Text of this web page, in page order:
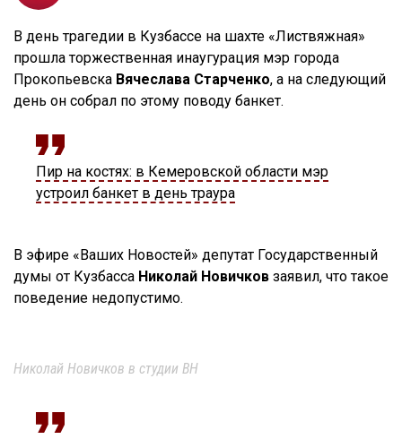
В день трагедии в Кузбассе на шахте «Листвяжная»
прошла торжественная инаугурация мэр города
Прокопьевска Вячеслава Старченко, а на следующий
день он собрал по этому поводу банкет.
Пир на костях: в Кемеровской области мэр
устроил банкет в день траура
В эфире «Ваших Новостей» депутат Государственный
думы от Кузбасса Николай Новичков заявил, что такое
поведение недопустимо.
Николай Новичков в студии ВН